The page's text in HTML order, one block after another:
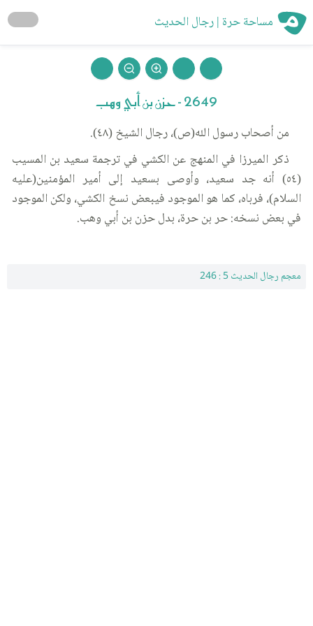
مساحة حرة | رجال الحديث
2649 - حزن بن أبي وهب
من أصحاب رسول الله(ص)، رجال الشيخ (٤٨).
ذكر الميرزا في المنهج عن الكشي في ترجمة سعيد بن المسيب
(٥٤) أنه جد سعيد، وأوصى بسعيد إلى أمير المؤمنين(عليه
السلام)، فرباه، كما هو الموجود فيبعض نسخ الكشي، ولكن الموجود
في بعض نسخه: حر بن حرة، بدل حزن بن أبي وهب.
معجم رجال الحديث 5 : 246